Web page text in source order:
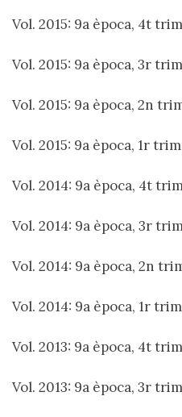
Vol. 2015: 9a època, 4t
Vol. 2015: 9a època, 3r
Vol. 2015: 9a època, 2n
Vol. 2015: 9a època, 1r
Vol. 2014: 9a època, 4t
Vol. 2014: 9a època, 3r
Vol. 2014: 9a època, 2n
Vol. 2014: 9a època, 1r
Vol. 2013: 9a època, 4t
Vol. 2013: 9a època, 3r